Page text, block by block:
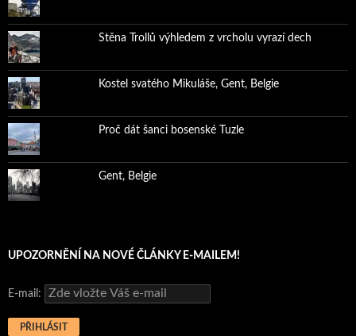
Stěna Trollů výhledem z vrcholu vyrazí dech
Kostel svatého Mikuláše, Gent, Belgie
Proč dát šanci bosenské Tuzle
Gent, Belgie
UPOZORNĚNÍ NA NOVÉ ČLÁNKY E-MAILEM!
E-mail: